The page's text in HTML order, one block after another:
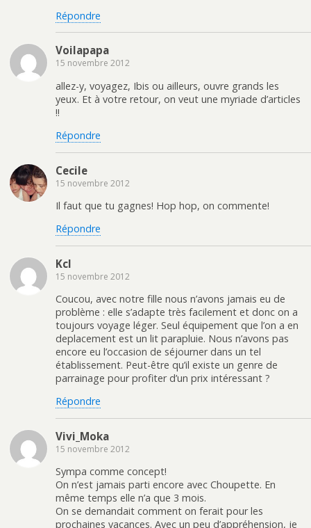
Répondre
Voilapapa
15 novembre 2012
allez-y, voyagez, Ibis ou ailleurs, ouvre grands les
yeux. Et à votre retour, on veut une myriade d’articles
!!
Répondre
Cecile
15 novembre 2012
Il faut que tu gagnes! Hop hop, on commente!
Répondre
Kcl
15 novembre 2012
Coucou, avec notre fille nous n’avons jamais eu de
problème : elle s’adapte très facilement et donc on a
toujours voyage léger. Seul équipement que l’on a en
deplacement est un lit parapluie. Nous n’avons pas
encore eu l’occasion de séjourner dans un tel
établissement. Peut-être qu’il existe un genre de
parrainage pour profiter d’un prix intéressant ?
Répondre
Vivi_Moka
15 novembre 2012
Sympa comme concept!
On n’est jamais parti encore avec Choupette. En
même temps elle n’a que 3 mois.
On se demandait comment on ferait pour les
prochaines vacances. Avec un peu d’appréhension, je